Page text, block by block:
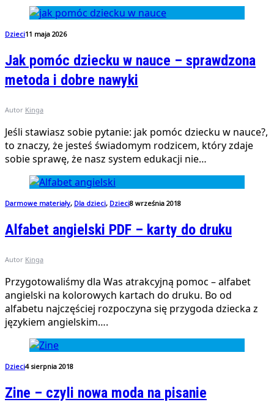
Dzieci11 maja 2026
Jak pomóc dziecku w nauce – sprawdzona
metoda i dobre nawyki
Autor Kinga
Jeśli stawiasz sobie pytanie: jak pomóc dziecku w nauce?,
to znaczy, że jesteś świadomym rodzicem, który zdaje
sobie sprawę, że nasz system edukacji nie…
Darmowe materiały, Dla dzieci, Dzieci8 września 2018
Alfabet angielski PDF – karty do druku
Autor Kinga
Przygotowaliśmy dla Was atrakcyjną pomoc – alfabet
angielski na kolorowych kartach do druku. Bo od
alfabetu najczęściej rozpoczyna się przygoda dziecka z
językiem angielskim….
Dzieci4 sierpnia 2018
Zine – czyli nowa moda na pisanie